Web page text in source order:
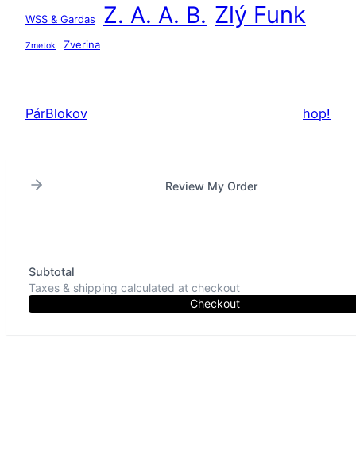
WSS & Gardas Z. A. A. B. Zlý Funk
Zmetok Zverina
PárBlokov hop!
Review My Order
Subtotal
Taxes & shipping calculated at checkout
Checkout